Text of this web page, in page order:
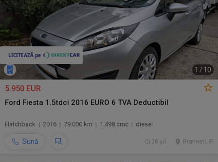
1 /10
5.950 EUR
Ford Fiesta 1.5tdci 2016 EURO 6 TVA Deductibil
Hatchback | 2016 | 79.000 km | 1.498 cmc | diesel
Sună Branesti, IF
28 jul.